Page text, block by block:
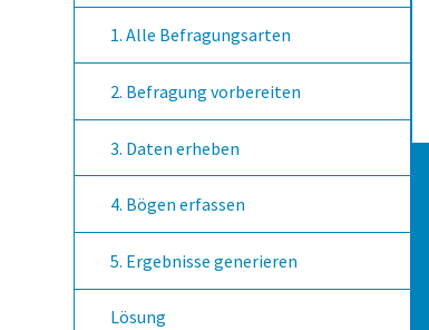
1. Alle Befragungsarten
2. Befragung vorbereiten
3. Daten erheben
4. Bögen erfassen
5. Ergebnisse generieren
Lösung